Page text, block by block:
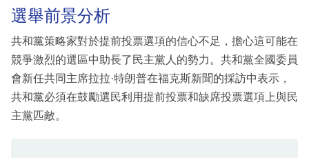
選舉前景分析
共和黨策略家對於提前投票選項的信心不足，擔心這可能在
競爭激烈的選區中助長了民主黨人的勢力。共和黨全國委員
會新任共同主席拉拉·特朗普在福克斯新聞的採訪中表示，
共和黨必須在鼓勵選民利用提前投票和缺席投票選項上與民
主黨匹敵。